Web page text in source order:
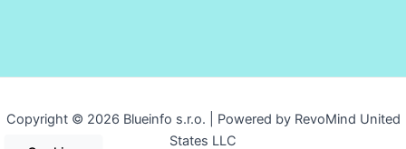
Copyright © 2026 Blueinfo s.r.o. | Powered by RevoMind United
States LLC